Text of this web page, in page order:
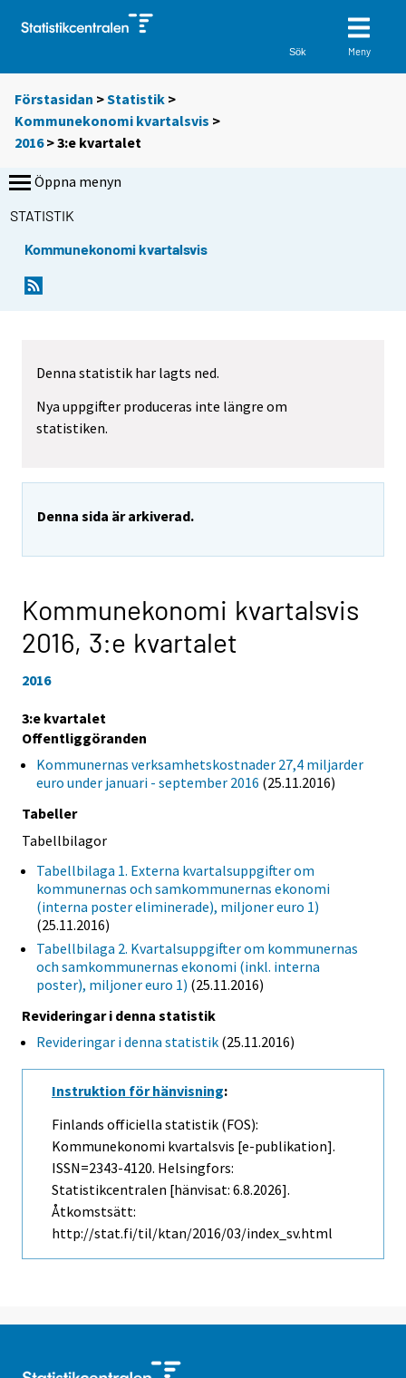
Sök Meny
Förstasidan >Statistik >
Kommunekonomi kvartalsvis >
2016>3:e kvartalet
Öppna menyn
STATISTIK
Kommunekonomi kvartalsvis
Denna statistik har lagts ned.
Nya uppgifter produceras inte längre om
statistiken.
Denna sida är arkiverad.
Kommunekonomi kvartalsvis
2016, 3:e kvartalet
2016
3:e kvartalet
Offentliggöranden
Kommunernas verksamhetskostnader 27,4 miljarder
euro under januari - september 2016 (25.11.2016)
Tabeller
Tabellbilagor
Tabellbilaga 1. Externa kvartalsuppgifter om
kommunernas och samkommunernas ekonomi
(interna poster eliminerade), miljoner euro 1)
(25.11.2016)
Tabellbilaga 2. Kvartalsuppgifter om kommunernas
och samkommunernas ekonomi (inkl. interna
poster), miljoner euro 1) (25.11.2016)
Revideringar i denna statistik
Revideringar i denna statistik (25.11.2016)
Instruktion för hänvisning:
Finlands officiella statistik (FOS):
Kommunekonomi kvartalsvis [e-publikation].
ISSN=2343-4120. Helsingfors:
Statistikcentralen [hänvisat: 6.8.2026].
Åtkomstsätt:
http://stat.fi/til/ktan/2016/03/index_sv.html